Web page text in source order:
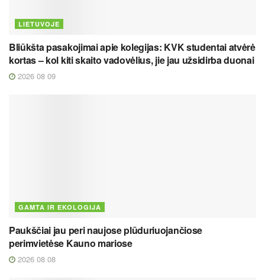
LIETUVOJE
Bliūkšta pasakojimai apie kolegijas: KVK studentai atvėrė
kortas – kol kiti skaito vadovėlius, jie jau užsidirba duonai
2026 08 09
GAMTA IR EKOLOGIJA
Paukščiai jau peri naujose plūduriuojančiose
perimvietėse Kauno mariose
2026 08 08